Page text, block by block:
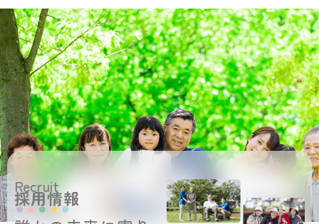
Recruit
採用情報